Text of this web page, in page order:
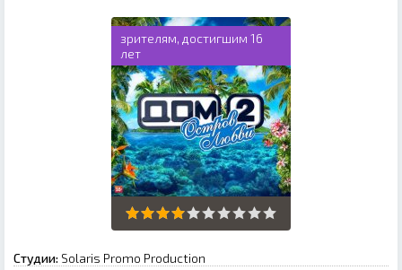
зрителям, достигшим 16
лет
Студии: Solaris Promo Production